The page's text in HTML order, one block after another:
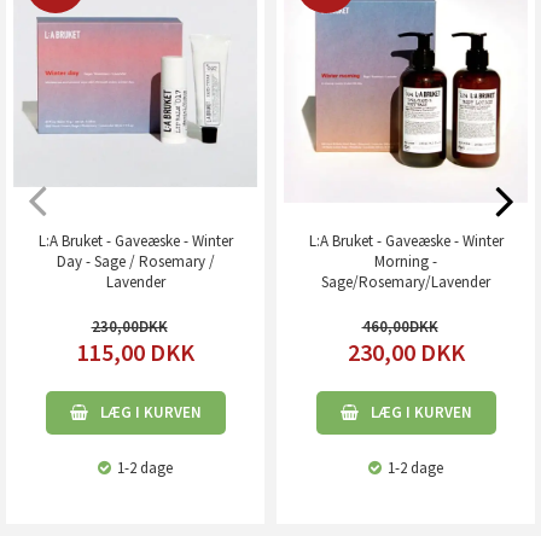
L:A Bruket - Gaveæske - Winter
Day - Sage / Rosemary /
Lavender
230,00
115,00 DKK
LÆG I KURVEN
1-2 dage
L:A Bruket - Gaveæske - Winter
Morning -
Sage/Rosemary/Lavender
460,00
230,00 DKK
LÆG I KURVEN
1-2 dage